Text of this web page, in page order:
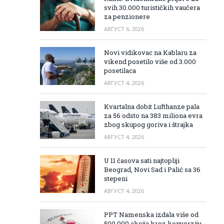
svih 30.000 turističkih vaučera
za penzionere
АВГУСТ 6, 2026
Novi vidikovac na Kablaru za
vikend posetilo više od 3.000
posetilaca
АВГУСТ 4, 2026
Kvartalna dobit Lufthanze pala
za 56 odsto na 383 miliona evra
zbog skupog goriva i štrajka
АВГУСТ 4, 2026
U 11 časova sati najtopliji
Beograd, Novi Sad i Palić sa 36
stepeni
АВГУСТ 4, 2026
PPT Namenska izdala više od